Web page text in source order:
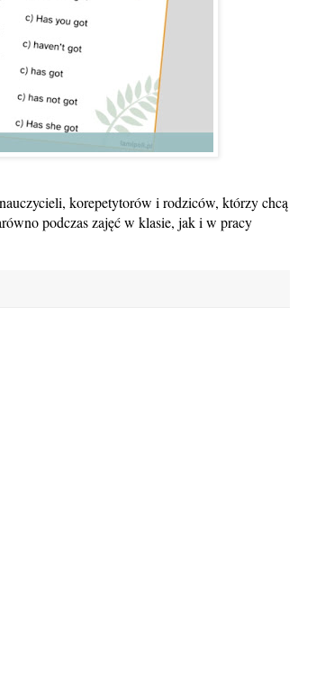
korepetytorów i rodziców, którzy chcą
podczas zajęć w klasie, jak i w pracy